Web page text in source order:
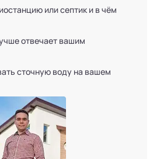
или септик и в чём
отвечает вашим
сточную воду на вашем